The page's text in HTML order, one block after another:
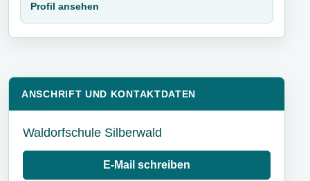
Profil ansehen
ANSCHRIFT UND KONTAKTDATEN
Waldorfschule Silberwald
E-Mail schreiben